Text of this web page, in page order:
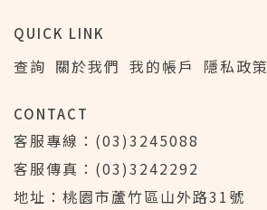
QUICK LINK
查詢 關於我們 我的帳戶 隱私政策
CONTACT
客服專線：(03)3245088
客服傳真：(03)3242292
地址：桃園市蘆竹區山外路31號